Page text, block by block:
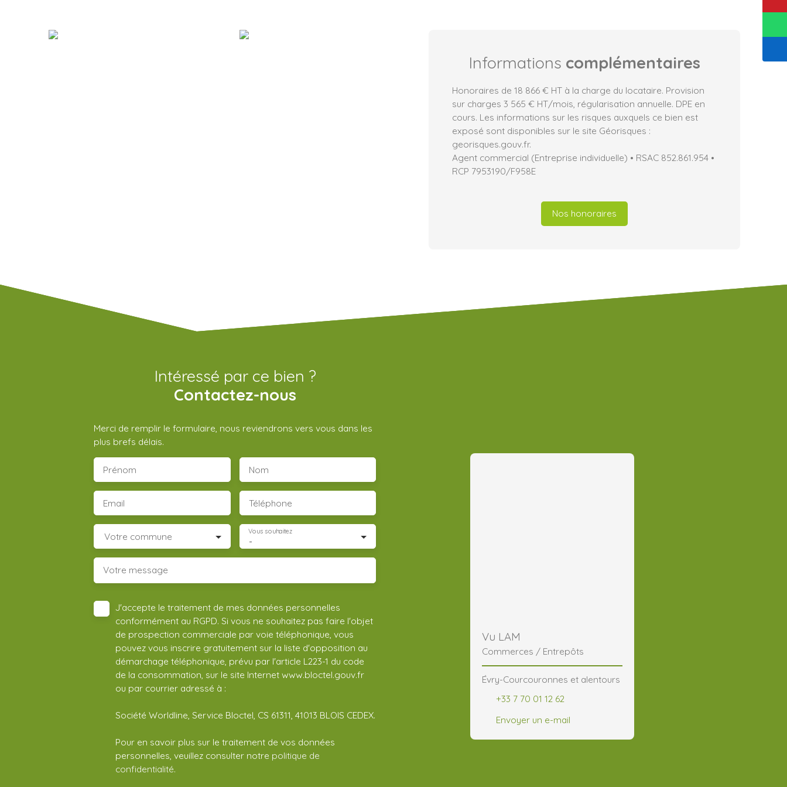
Informations complémentaires
Honoraires de 18 866 € HT à la charge du locataire. Provision
sur charges 3 565 € HT/mois, régularisation annuelle. DPE en
cours. Les informations sur les risques auxquels ce bien est
exposé sont disponibles sur le site Géorisques :
georisques.gouv.fr.
Agent commercial (Entreprise individuelle) • RSAC 852.861.954 •
RCP 7953190/F958E
Nos honoraires
Intéressé par ce bien ?
Contactez-nous
Merci de remplir le formulaire, nous reviendrons vers vous dans les
plus brefs délais.
Prénom Nom
Email Téléphone
Votre commune -
Vous souhaitez
Votre message
J'accepte le traitement de mes données personnelles
conformément au RGPD. Si vous ne souhaitez pas faire l'objet
de prospection commerciale par voie téléphonique, vous
pouvez vous inscrire gratuitement sur la liste d'opposition au
démarchage téléphonique, prévu par l'article L223-1 du code
de la consommation, sur le site Internet www.bloctel.gouv.fr
ou par courrier adressé à :
Société Worldline, Service Bloctel, CS 61311, 41013 BLOIS CEDEX.
Pour en savoir plus sur le traitement de vos données
personnelles, veuillez consulter notre politique de
confidentialité.
Vu LAM
Commerces / Entrepôts
Évry-Courcouronnes et alentours
+33 7 70 01 12 62
Envoyer un e-mail